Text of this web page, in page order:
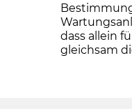
dass allein
gleichsam